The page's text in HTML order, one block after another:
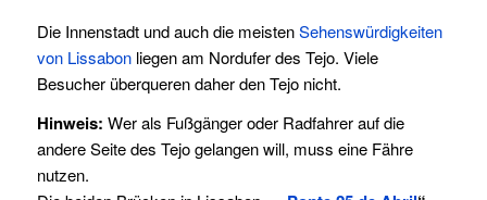
Die Innenstadt und auch die meistenSehenswürdigkeiten
von Lissabonliegen am Nordufer des Tejo. Viele
Besucher überqueren daher den Tejo nicht.
Hinweis: Wer als Fußgänger oder Radfahrer auf die
andere Seite des Tejo gelangen will, muss eine Fähre
nutzen.